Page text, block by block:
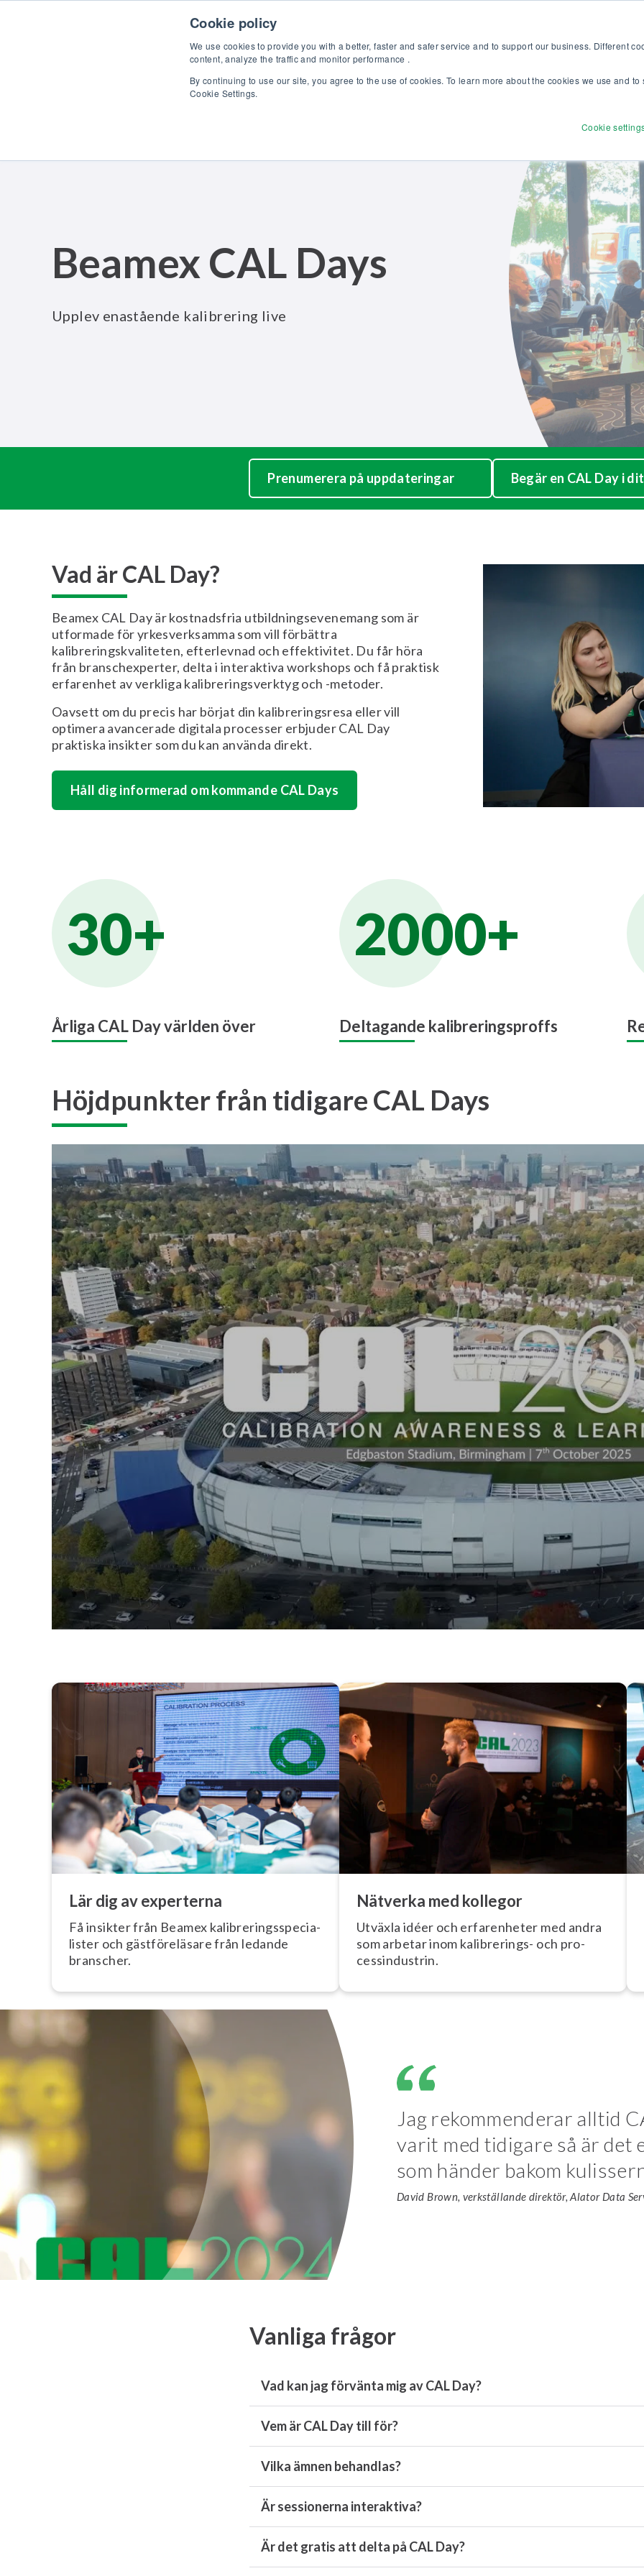
Cookie policy
We use cookies to provide you with a better, faster and safer service and to support our business. Different
content, analyze the traffic and monitor performance .
By continuing to use our site, you agree to the use of cookies. To learn more about the cookies we use and
Cookie Settings.
Cookie
Produkter Lösningar Tjänster
Beamex CAL Days
Upplev enastående kalibrering live
Prenumerera på uppdateringar Begär en CAL Day i
Vad är CAL Day?
Beamex CAL Day är kostnadsfria utbildningsevenemang som är
utformade för yrkesverksamma som vill förbättra
kalibreringskvaliteten, efterlevnad och effektivitet. Du får höra
från branschexperter, delta i interaktiva workshops och få praktisk
erfarenhet av verkliga kalibreringsverktyg och -metoder.
Oavsett om du precis har börjat din kalibreringsresa eller vill
optimera avancerade digitala processer erbjuder CAL Day
praktiska insikter som du kan använda direkt.
Håll dig informerad om kommande CAL Days
30+
Årliga CAL Day världen över
2000+
Deltagande kalibreringsproffs
Höjdpunkter från tidigare CAL Days
Lär dig av experterna
Få insikter från Beamex ka­libre­rings­spe­ci­a­
lis­ter och gäst­fö­re­lä­sa­re från ledande
branscher.
Nätverka med kollegor
Utväxla idéer och er­fa­ren­he­ter med andra
som arbetar inom ka­libre­rings- och pro­
cess­in­du­strin.
Jag rekommenderar alltid
varit med tidigare så är det
som händer bakom
David Brown, verkställande direktör, Alator Data
Vanliga frågor
Vad kan jag förvänta mig av CAL Day?
Vem är CAL Day till för?
Vilka ämnen behandlas?
Är sessionerna interaktiva?
Är det gratis att delta på CAL Day?